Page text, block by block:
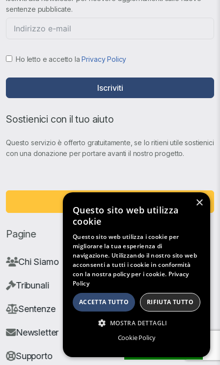
sentenze pubblicate.
Ho letto e accetto laPrivacy Policy
Iscriviti
Sostienici con il tuo aiuto
Questo servizio è offerto gratuitamente, se lo ritieni utile sostienici
con una donazione per portare avanti il nostro progetto.
Pagine
Chi Siamo
Tribunali
Sentenze
Newsletter
Supporto
×
Questo sito web utilizza
cookie
Questo sito web utilizza i cookie per
migliorare la tua esperienza di
navigazione. Utilizzando il nostro sito web
acconsenti a tutti i cookie in conformità
con la nostra policy per i cookie. Privacy
Policy
ACCETTA TUTTO RIFIUTA TUTTO
MOSTRA DETTAGLI
Cookie Policy